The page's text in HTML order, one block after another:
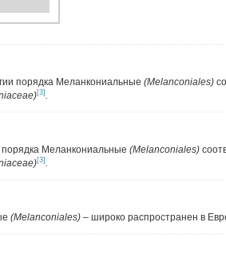
порядка Меланкониальные (Melanconiales)
[3] .
порядка Меланкониальные (Melanconiales)
[3] .
(Melanconiales) – широко распространен в